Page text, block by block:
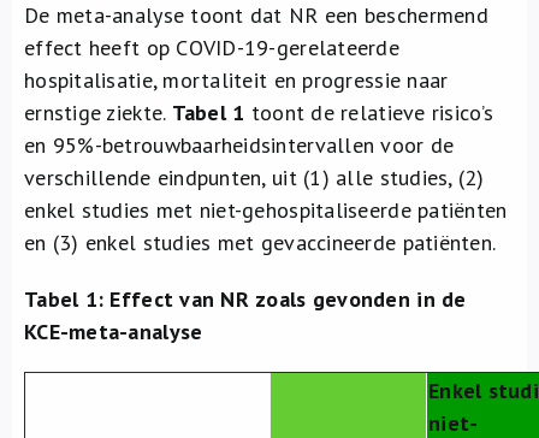
De meta-analyse toont dat NR een beschermend
effect heeft op COVID-19-gerelateerde
hospitalisatie, mortaliteit en progressie naar
ernstige ziekte. Tabel 1 toont de relatieve risico’s
en 95%-betrouwbaarheidsintervallen voor de
verschillende eindpunten, uit (1) alle studies, (2)
enkel studies met niet-gehospitaliseerde patiënten
en (3) enkel studies met gevaccineerde patiënten.
Tabel 1: Effect van NR zoals gevonden in de
KCE-meta-analyse
Enkel
niet-